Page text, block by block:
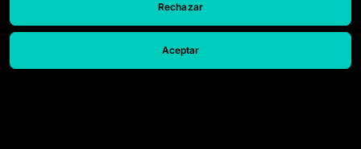
Rechazar
Aceptar